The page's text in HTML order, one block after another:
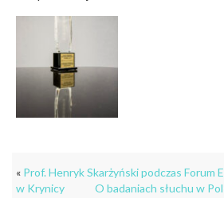
« Prof. Henryk Skarżyński podczas Forum
w Krynicy
O badaniach słuchu w